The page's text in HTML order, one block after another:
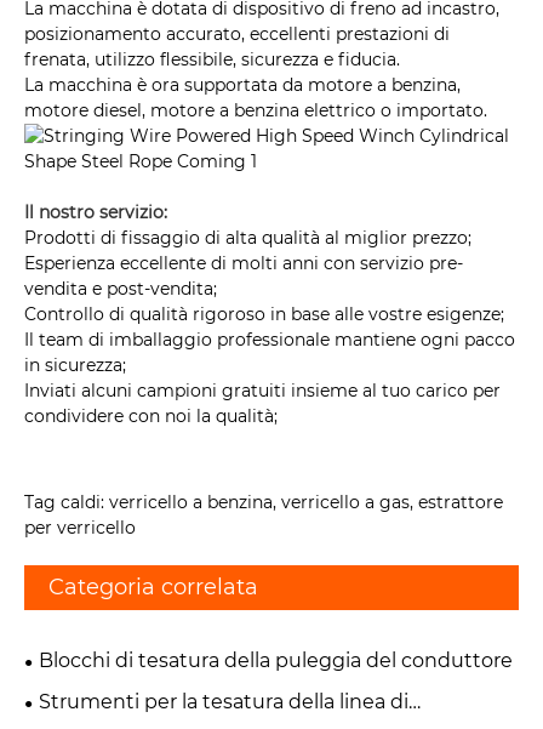
La macchina è dotata di dispositivo di freno ad incastro,
posizionamento accurato, eccellenti prestazioni di
frenata, utilizzo flessibile, sicurezza e fiducia.
La macchina è ora supportata da motore a benzina,
motore diesel, motore a benzina elettrico o importato.
Il nostro servizio:
Prodotti di fissaggio di alta qualità al miglior prezzo;
Esperienza eccellente di molti anni con servizio pre-
vendita e post-vendita;
Controllo di qualità rigoroso in base alle vostre esigenze;
Il team di imballaggio professionale mantiene ogni pacco
in sicurezza;
Inviati alcuni campioni gratuiti insieme al tuo carico per
condividere con noi la qualità;
Tag caldi: verricello a benzina, verricello a gas, estrattore
per verricello
Categoria correlata
Blocchi di tesatura della puleggia del conduttore
Strumenti per la tesatura della linea di